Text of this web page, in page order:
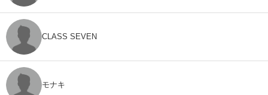
CLASS SEVEN
モナキ